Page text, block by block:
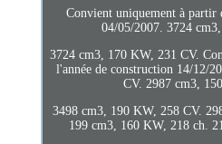
Convient uniquement à partir
04/05/2007. 3724
3724 cm3, 170 KW, 231 CV.
l'année de construction 14/12/
CV. 2987 cm3,
3498 cm3, 190 KW, 258 CV.
199 cm3, 160 KW, 218 ch.